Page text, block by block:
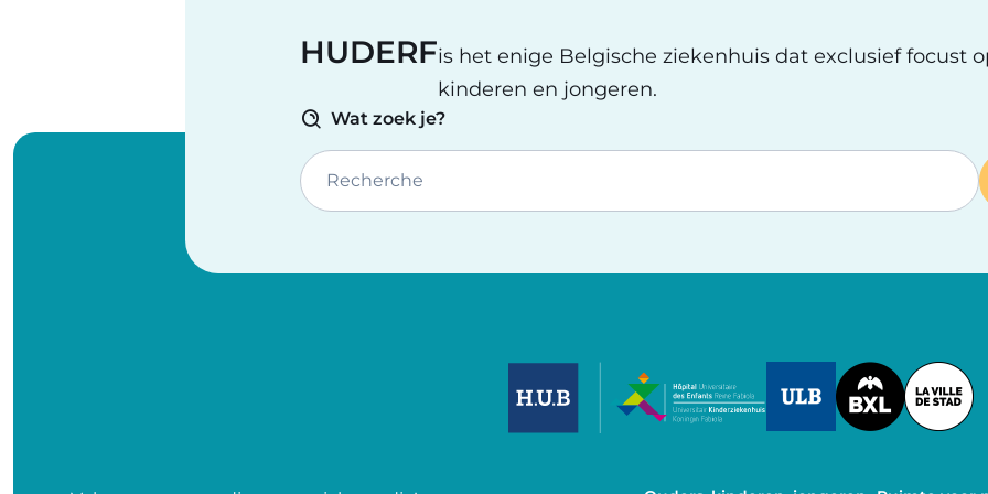
HUDERFis het enige Belgische ziekenhuis dat exclusief focust
kinderen en jongeren.
Wat zoek je?
Recherche
Image